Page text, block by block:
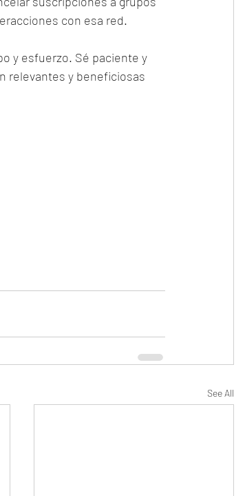
con esa red.
y esfuerzo. Sé paciente y
relevantes y beneficiosas
See All